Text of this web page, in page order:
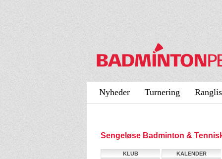
Nyheder Turnering
Sengeløse Badminton &
KLUB
KALENDER